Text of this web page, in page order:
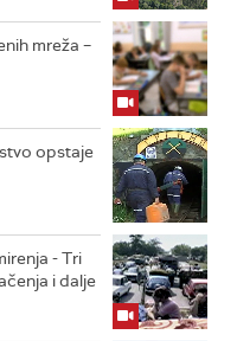
mreža –
opstaje
­- Tri
i dalje